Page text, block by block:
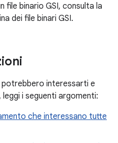
file binario GSI, consulta la
dei file binari GSI.
potrebbero interessarti e
i seguenti argomenti:
che interessano tutte